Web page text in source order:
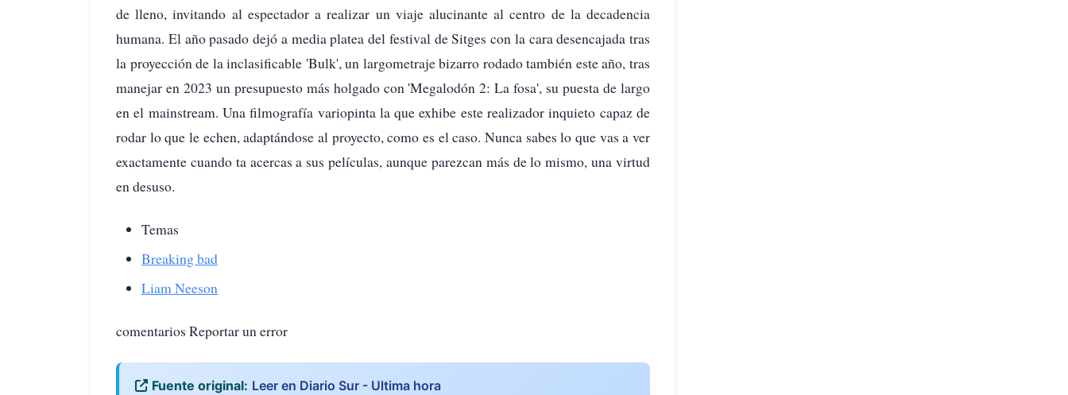
de lleno, invitando al espectador a realizar un viaje alucinante al centro de la decadencia
humana. El año pasado dejó a media platea del festival de Sitges con la cara desencajada tras
la proyección de la inclasificable 'Bulk', un largometraje bizarro rodado también este año, tras
manejar en 2023 un presupuesto más holgado con 'Megalodón 2: La fosa', su puesta de largo
en el mainstream. Una filmografía variopinta la que exhibe este realizador inquieto capaz de
rodar lo que le echen, adaptándose al proyecto, como es el caso. Nunca sabes lo que vas a ver
exactamente cuando ta acercas a sus películas, aunque parezcan más de lo mismo, una virtud
en desuso.
Temas
Breaking bad
Liam Neeson
comentarios Reportar un error
Fuente original: Leer en Diario Sur - Ultima hora